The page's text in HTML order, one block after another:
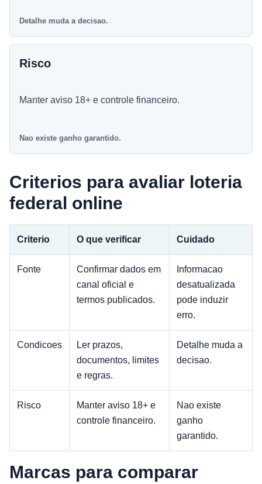
Detalhe muda a decisao.
Risco
Manter aviso 18+ e controle financeiro.
Nao existe ganho garantido.
Criterios para avaliar loteria
federal online
Criterio O que verificar Cuidado
Fonte
Confirmar dados em
canal oficial e
termos publicados.
Informacao
desatualizada
pode induzir
erro.
Condicoes
Ler prazos,
documentos, limites
e regras.
Detalhe muda a
decisao.
Risco
Manter aviso 18+ e
controle financeiro.
Nao existe
ganho
garantido.
Marcas para comparar